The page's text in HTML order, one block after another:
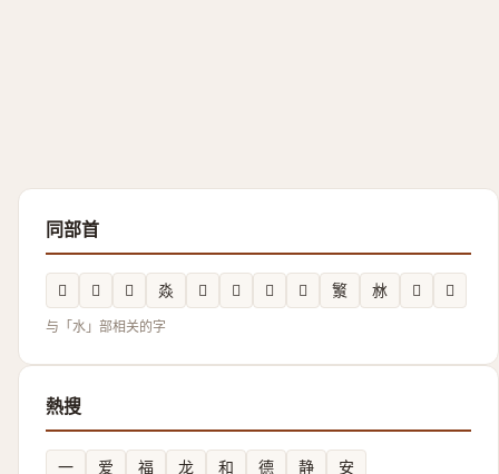
同部首
𭳾 𪷣 𰝬 𣶷 𭳽 𰝝 𰛢 𣳆 瀪 沝 𰝳 𭲼
与「水」部相关的字
熱搜
一 爱 福 龙 和 德 静 安